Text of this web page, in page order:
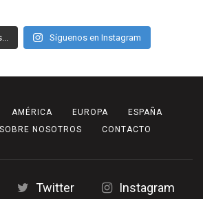
Síguenos en Instagram
AMÉRICA EUROPA
ESPAÑA
SOBRE NOSOTROS CONTACTO
Twitter
Instagram